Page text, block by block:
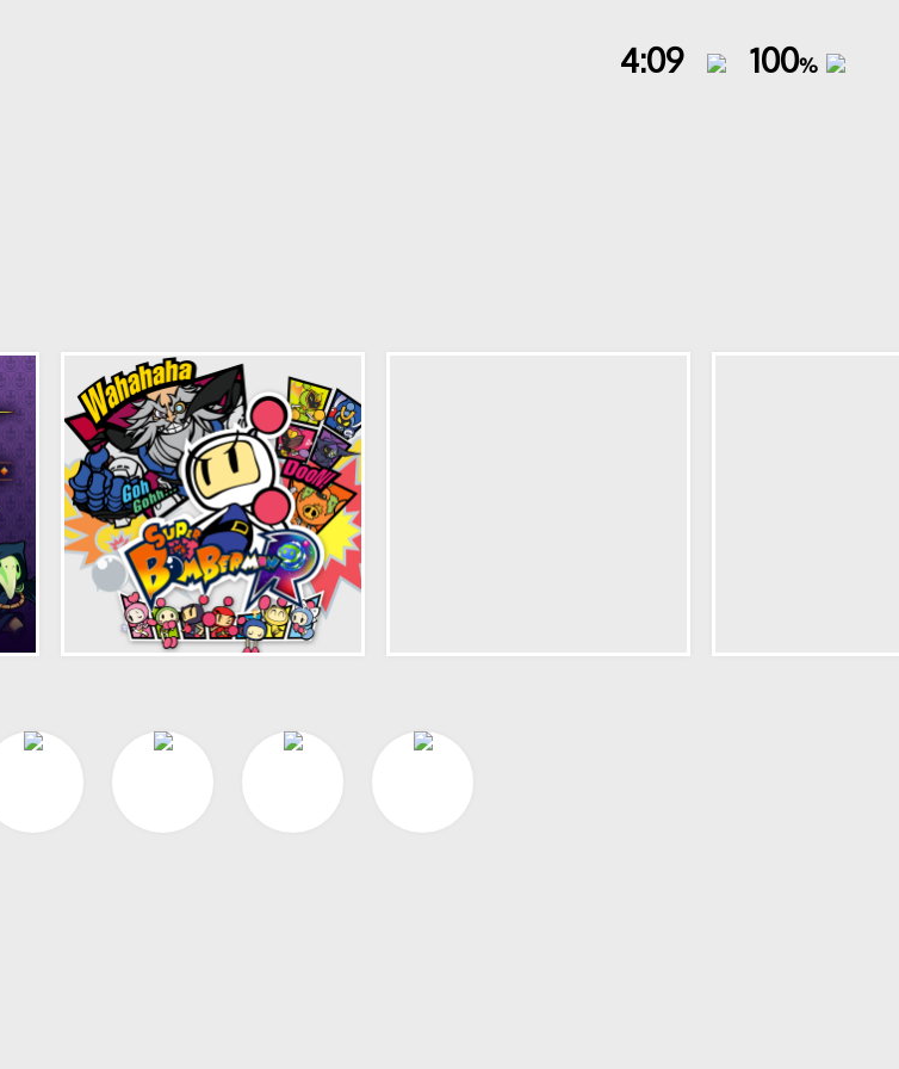
4:09 100%